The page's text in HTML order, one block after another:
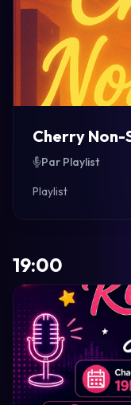
Cherry Non-
Par Playlist
Playlist
19:00